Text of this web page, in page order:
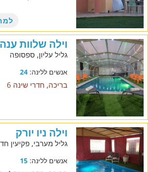
וילה שלוות
גליל עליון, ספסופה
אנשים ללינה:24
בריכה, חדרי שינה 6
וילה ניו יורק
גליל מערבי, פקיעין
אנשים ללינה:15